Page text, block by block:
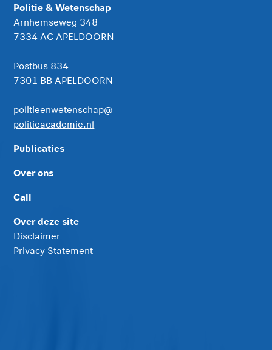
Politie & Wetenschap
Arnhemseweg 348
7334 AC APELDOORN
Postbus 834
7301 BB APELDOORN
politieenwetenschap@
politieacademie.nl
Publicaties
Over ons
Call
Over deze site
Disclaimer
Privacy Statement